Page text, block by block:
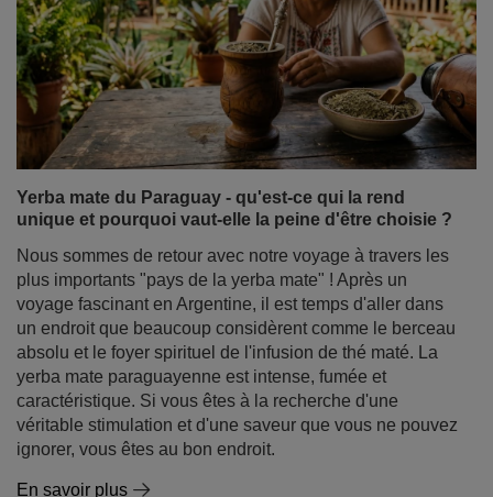
Yerba mate du Paraguay - qu'est-ce qui la rend
unique et pourquoi vaut-elle la peine d'être choisie ?
Nous sommes de retour avec notre voyage à travers les
plus importants "pays de la yerba mate" ! Après un
voyage fascinant en Argentine, il est temps d'aller dans
un endroit que beaucoup considèrent comme le berceau
absolu et le foyer spirituel de l'infusion de thé maté. La
yerba mate paraguayenne est intense, fumée et
caractéristique. Si vous êtes à la recherche d'une
véritable stimulation et d'une saveur que vous ne pouvez
ignorer, vous êtes au bon endroit.
En savoir plus